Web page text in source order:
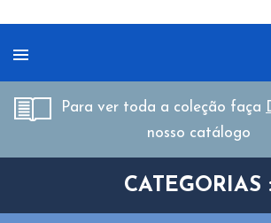
Para ver toda a coleção faça
nosso catálogo
CATEGORIAS